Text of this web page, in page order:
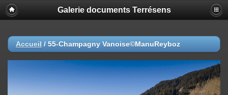
Galerie documents Terrésens
Accueil / 55-Champagny Vanoise©ManuReyboz